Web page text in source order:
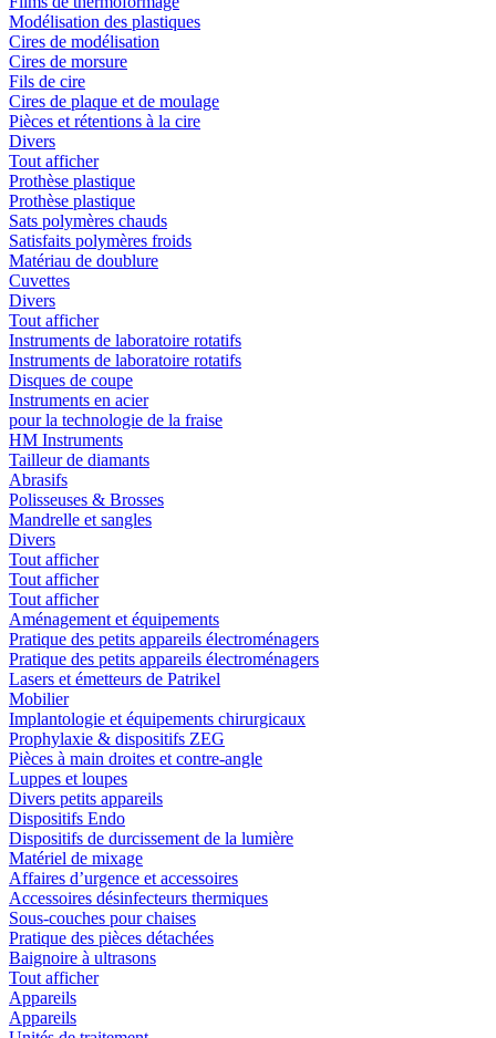
Modélisation des plastiques
Cires de modélisation
Cires de morsure
Fils de cire
Cires de plaque et de moulage
Pièces et rétentions à la cire
Divers
Tout afficher
Prothèse plastique
Prothèse plastique
Sats polymères chauds
Satisfaits polymères froids
Matériau de doublure
Cuvettes
Divers
Tout afficher
Instruments de laboratoire rotatifs
Instruments de laboratoire rotatifs
Disques de coupe
Instruments en acier
pour la technologie de la fraise
HM Instruments
Tailleur de diamants
Abrasifs
Polisseuses & Brosses
Mandrelle et sangles
Divers
Tout afficher
Tout afficher
Tout afficher
Aménagement et équipements
Pratique des petits appareils électroménagers
Pratique des petits appareils électroménagers
Lasers et émetteurs de Patrikel
Mobilier
Implantologie et équipements chirurgicaux
Prophylaxie & dispositifs ZEG
Pièces à main droites et contre-angle
Luppes et loupes
Divers petits appareils
Dispositifs Endo
Dispositifs de durcissement de la lumière
Matériel de mixage
Affaires d’urgence et accessoires
Accessoires désinfecteurs thermiques
Sous-couches pour chaises
Pratique des pièces détachées
Baignoire à ultrasons
Tout afficher
Appareils
Appareils